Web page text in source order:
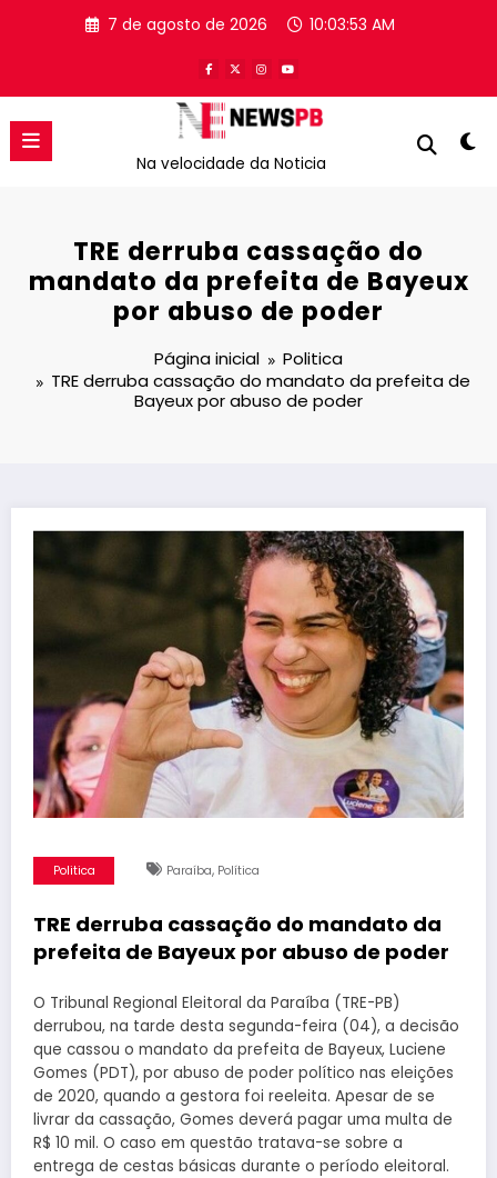
7 de agosto de 2026 10:03:54 AM
Na velocidade da Noticia
TRE derruba cassação do
mandato da prefeita de Bayeux
por abuso de poder
Página inicial
Politica
TRE derruba cassação do mandato da prefeita de
Bayeux por abuso de poder
Politica Paraíba, Política
TRE derruba cassação do mandato da
prefeita de Bayeux por abuso de poder
O Tribunal Regional Eleitoral da Paraíba (TRE-PB)
derrubou, na tarde desta segunda-feira (04), a decisão
que cassou o mandato da prefeita de Bayeux, Luciene
Gomes (PDT), por abuso de poder político nas eleições
de 2020, quando a gestora foi reeleita. Apesar de se
livrar da cassação, Gomes deverá pagar uma multa de
R$ 10 mil. O caso em questão tratava-se sobre a
entrega de cestas básicas durante o período eleitoral.